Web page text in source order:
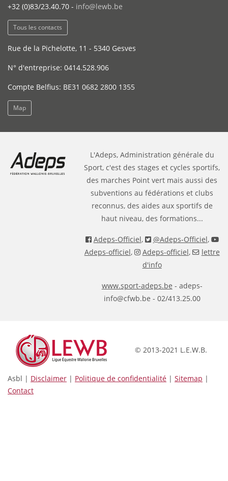
+32 (0)83/23.40.70 - info@lewb.be
Tous les contacts
Rue de la Pichelotte, 11 - 5340 Gesves
N° d'entreprise: 0414.528.906
Compte Belfius: BE31 0682 2800 1355
Map
L'Adeps, Administration générale du
Sport, c'est des stages et cycles sportifs,
des marches Point vert mais aussi des
subventions au fédérations et clubs
reconnus, des aides aux sportifs de
haut niveau, des formations...
Adeps-Officiel, @Adeps-Officiel,
Adeps-officiel, Adeps-officiel,
lettre
d'info
www.sport-adeps.be - adeps-
info@cfwb.be - 02/413.25.00
© 2013-2021 L.E.W.B.
Asbl | Disclaimer | Politique de confidentialité | Sitemap |
Contact